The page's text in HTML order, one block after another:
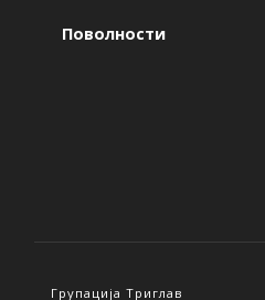
Поволности
Групација Триглав